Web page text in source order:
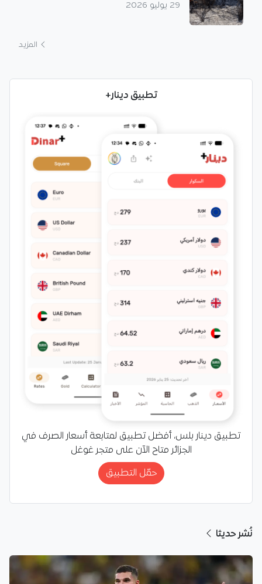
29 يوليو 2026
المزيد
تطبيق دينار+
تطبيق دينار بلس، أفضل تطبيق لمتابعة أسعار الصرف في
الجزائر متاح الآن على متجر غوغل
حمّل التطبيق
نُشر حديثا